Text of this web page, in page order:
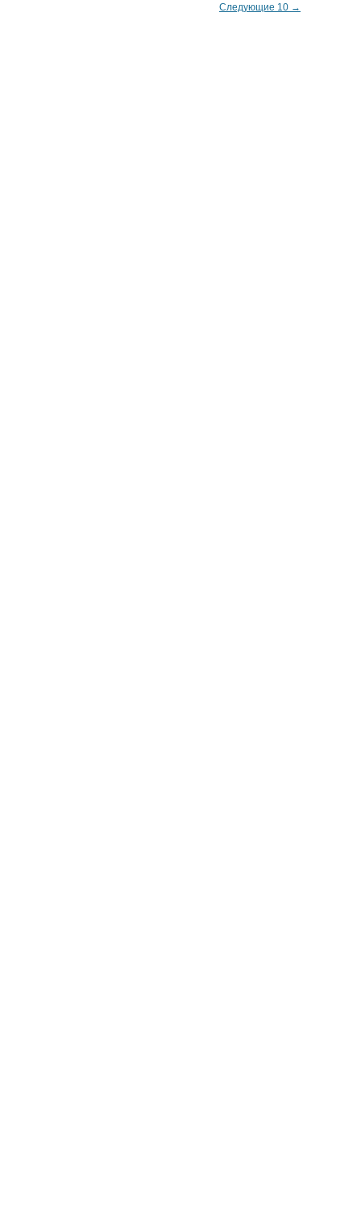
Следующие 10 →